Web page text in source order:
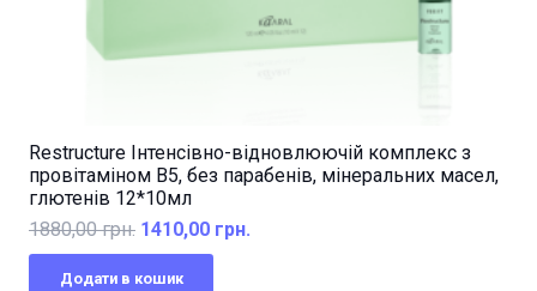
Restructure Інтенсівно-відновлюючій комплекс з
провітаміном B5, без парабенів, мінеральних масел,
глютенів 12*10мл
1880,00грн. Оригінальна
ціна:
1410,00 грн.
Додати в кошик